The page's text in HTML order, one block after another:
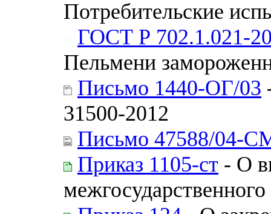
Потребительские
ГОСТ Р 702.1.021-
Пельмени
Письмо 1440-ОГ/03
31500-2012
Письмо 47588/04-
Приказ 1105-ст - О
межгосударственного